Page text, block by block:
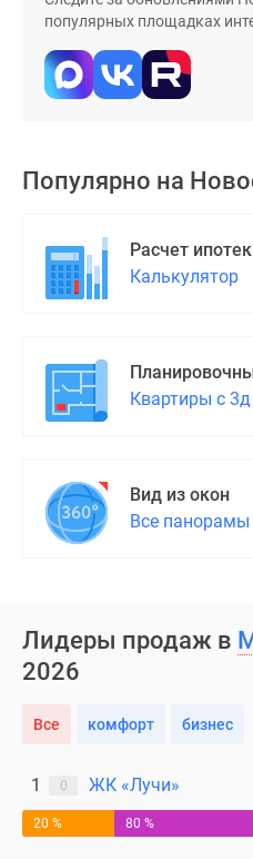
поселки
водоема
Коттеджные
ипотеку
Коттеджи
Скидки
популярных площадках
Популярно на
Расчет
Калькулятор
Квартиры с
Вид из окон
Все панорамы
Лидеры продаж в
2026
Все комфорт бизнес
1 0 ЖК «Лучи»
20 % 80 %